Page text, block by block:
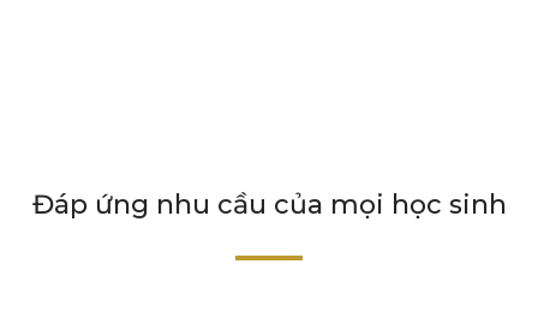
Đáp ứng nhu cầu của mọi học sinh